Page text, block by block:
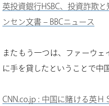
英投資銀行HSBC、投資詐欺
ンセン文書 – BBCニュース
またもう一つは、ファーウ
に手を貸したということで中
CNN.co.jp : 中国に賭ける英